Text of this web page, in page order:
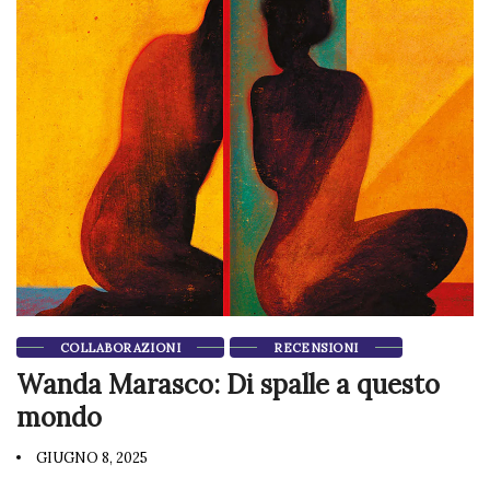
COLLABORAZIONI RECENSIONI
Wanda Marasco: Di spalle a questo
mondo
GIUGNO 8, 2025